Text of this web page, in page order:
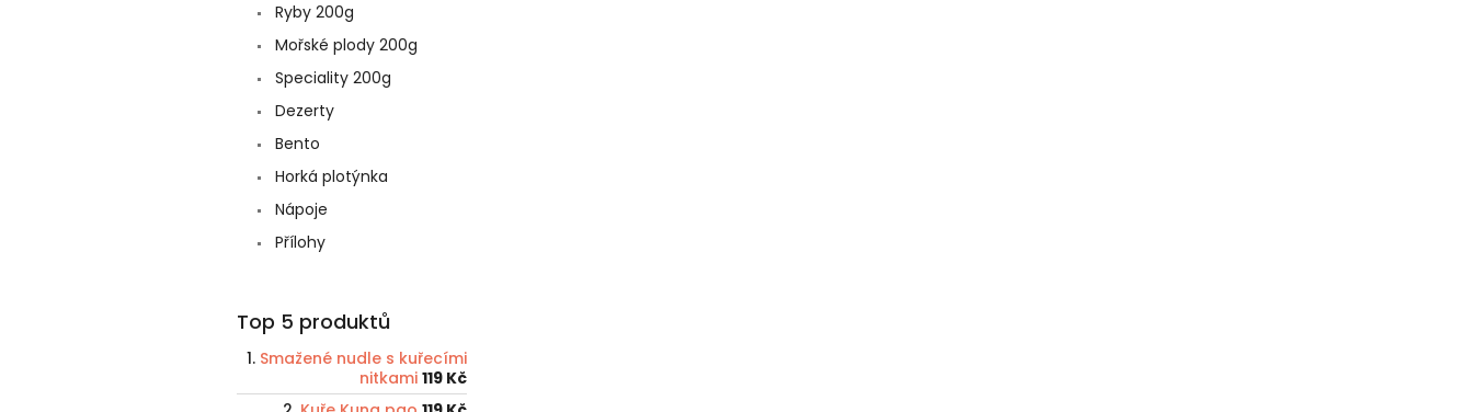
Ryby 200g
Mořské plody 200g
Speciality 200g
Dezerty
Bento
Horká plotýnka
Nápoje
Přílohy
Top 5 produktů
Smažené nudle s kuřecími
nitkami 119 Kč